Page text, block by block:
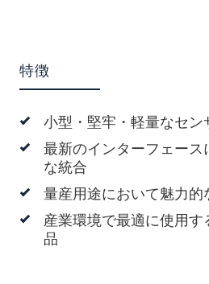
特徴
小型・堅牢・軽量なセン
最新のインターフェー
な統合
量産用途において魅力的
産業環境で最適に使用
品